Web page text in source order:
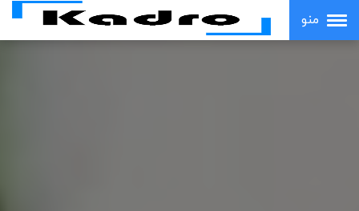
Skip
منو